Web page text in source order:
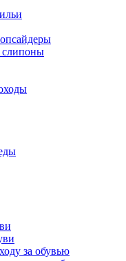
слипоны
за обувью